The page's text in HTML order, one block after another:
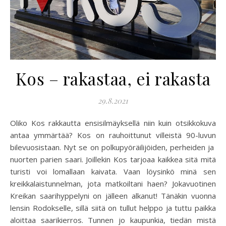
Kos – rakastaa, ei rakasta
29.8.2021
Oliko Kos rakkautta ensisilmäyksellä niin kuin otsikkokuva
antaa ymmärtää? Kos on rauhoittunut villeistä 90-luvun
bilevuosistaan. Nyt se on polkupyöräilijöiden, perheiden ja
nuorten parien saari. Joillekin Kos tarjoaa kaikkea sitä mitä
turisti voi lomallaan kaivata. Vaan löysinkö minä sen
kreikkalaistunnelman, jota matkoiltani haen? Jokavuotinen
Kreikan saarihyppelyni on jälleen alkanut! Tänäkin vuonna
lensin Rodokselle, sillä siitä on tullut helppo ja tuttu paikka
aloittaa saarikierros. Tunnen jo kaupunkia, tiedän mistä